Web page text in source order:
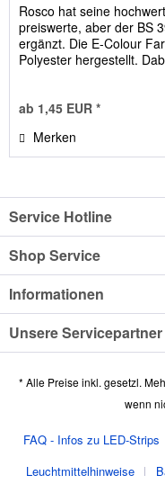
Rosco hat seine
preiswerte, aber der BS
ergänzt. Die E-Colour
Polyester hergestellt.
ab 1,45 EUR *
Merken
Service Hotline
Shop Service
Informationen
Unsere Servicepartner
* Alle Preise inkl. gesetzl.
wenn
FAQ - Infos zu LED-Strips
Leuchtmittelhinweise